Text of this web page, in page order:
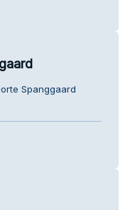
Spanggaard